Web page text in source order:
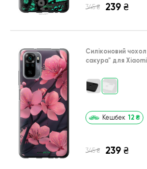
345 ₴ 239 ₴
Силіконовий чохол
сакура" для
Кешбек 12 ₴
345 ₴ 239 ₴